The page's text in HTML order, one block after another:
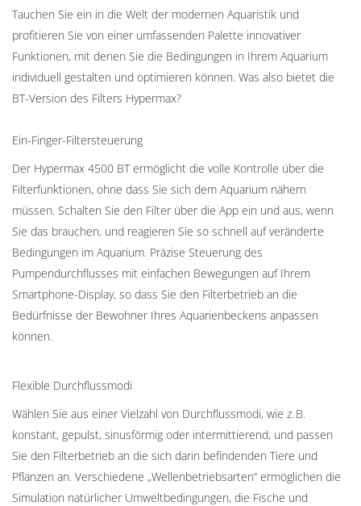
Tauchen Sie ein in die Welt der modernen Aquaristik und
profitieren Sie von einer umfassenden Palette innovativer
Funktionen, mit denen Sie die Bedingungen in Ihrem Aquarium
individuell gestalten und optimieren können. Was also bietet die
BT-Version des Filters Hypermax?
Ein-Finger-Filtersteuerung
Der Hypermax 4500 BT ermöglicht die volle Kontrolle über die
Filterfunktionen, ohne dass Sie sich dem Aquarium nähern
müssen. Schalten Sie den Filter über die App ein und aus, wenn
Sie das brauchen, und reagieren Sie so schnell auf veränderte
Bedingungen im Aquarium. Präzise Steuerung des
Pumpendurchflusses mit einfachen Bewegungen auf Ihrem
Smartphone-Display, so dass Sie den Filterbetrieb an die
Bedürfnisse der Bewohner Ihres Aquarienbeckens anpassen
können.
Flexible Durchflussmodi
Wählen Sie aus einer Vielzahl von Durchflussmodi, wie z. B.
konstant, gepulst, sinusförmig oder intermittierend, und passen
Sie den Filterbetrieb an die sich darin befindenden Tiere und
Pflanzen an. Verschiedene „Wellenbetriebsarten“ ermöglichen die
Simulation natürlicher Umweltbedingungen, die Fische und